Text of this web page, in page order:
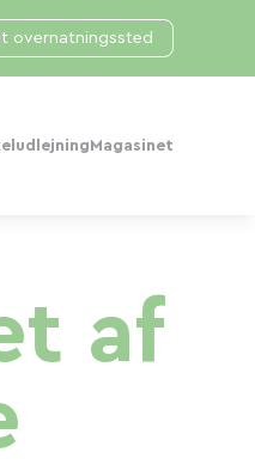
Magasinet
overnatningssted
af